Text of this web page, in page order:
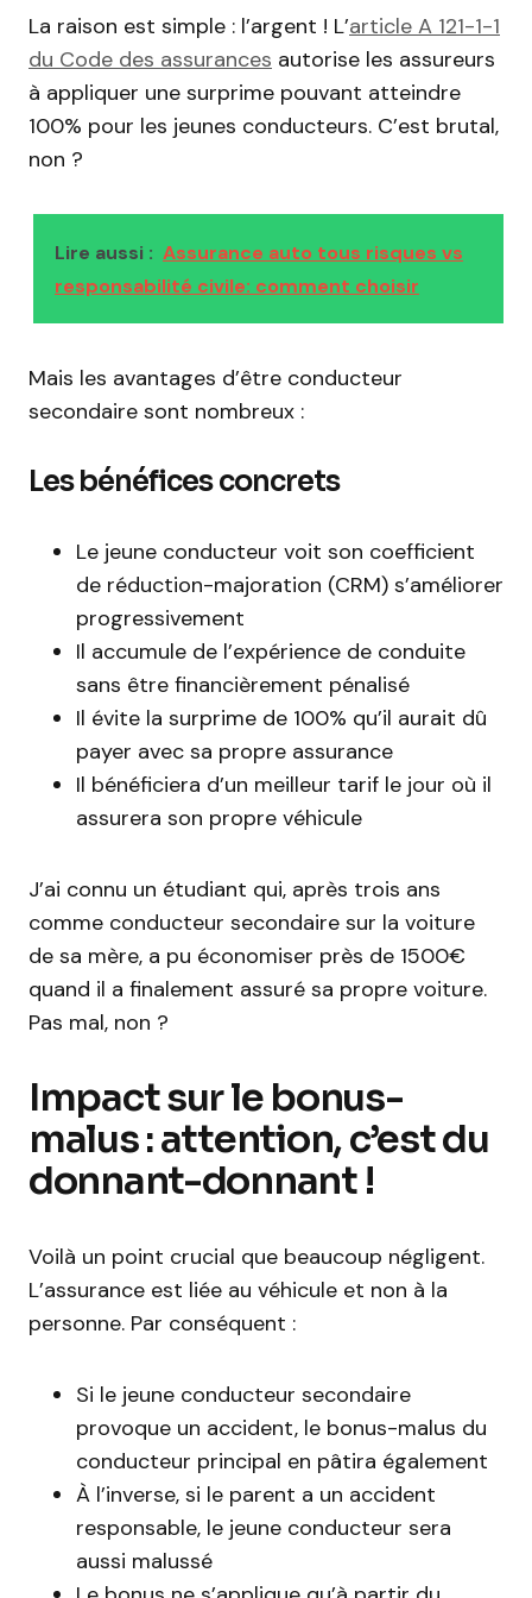
La raison est simple : l’argent ! L’article A 121-1-1
du Code des assurances autorise les assureurs
à appliquer une surprime pouvant atteindre
100% pour les jeunes conducteurs. C’est brutal,
non ?
Lire aussi : Assurance auto tous risques vs
responsabilité civile: comment choisir
Mais les avantages d’être conducteur
secondaire sont nombreux :
Les bénéfices concrets
Le jeune conducteur voit son coefficient
de réduction-majoration (CRM) s’améliorer
progressivement
Il accumule de l’expérience de conduite
sans être financièrement pénalisé
Il évite la surprime de 100% qu’il aurait dû
payer avec sa propre assurance
Il bénéficiera d’un meilleur tarif le jour où il
assurera son propre véhicule
J’ai connu un étudiant qui, après trois ans
comme conducteur secondaire sur la voiture
de sa mère, a pu économiser près de 1500€
quand il a finalement assuré sa propre voiture.
Pas mal, non ?
Impact sur le bonus-
malus : attention, c’est du
donnant-donnant !
Voilà un point crucial que beaucoup négligent.
L’assurance est liée au véhicule et non à la
personne. Par conséquent :
Si le jeune conducteur secondaire
provoque un accident, le bonus-malus du
conducteur principal en pâtira également
À l’inverse, si le parent a un accident
responsable, le jeune conducteur sera
aussi malussé